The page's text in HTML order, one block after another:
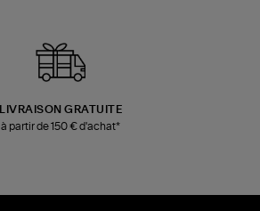
LIVRAISON GRATUITE
à partir de 150 € d'achat*